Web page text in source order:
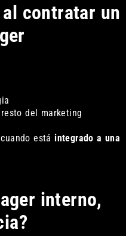
contratar un
del marketing
cuando estáintegrado a una
interno,